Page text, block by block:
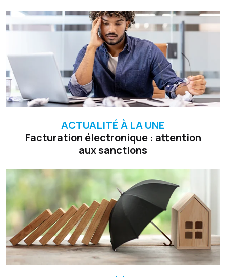
ACTUALITÉ À LA UNE
Facturation électronique : attention
aux sanctions